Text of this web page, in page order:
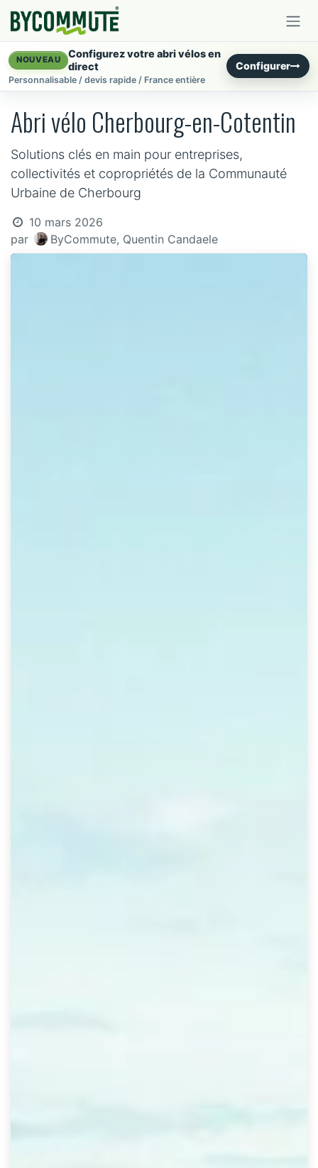
NOUVEAU
Configurez votre abri vélos en
direct
Personnalisable / devis rapide / France entière
Configurer
Abri vélo Cherbourg-en-Cotentin
Solutions clés en main pour entreprises,
collectivités et copropriétés de la Communauté
Urbaine de Cherbourg
10 mars 2026
par
ByCommute, Quentin Candaele